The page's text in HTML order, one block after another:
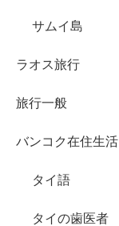
サムイ島
ラオス旅行
旅行一般
バンコク在住生活
タイ語
タイの歯医者